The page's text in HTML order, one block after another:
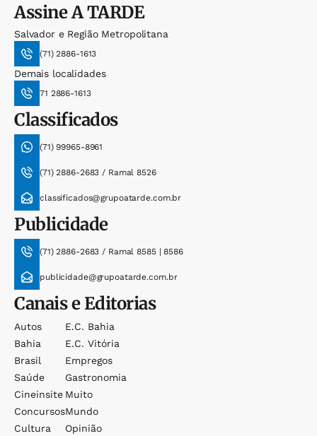
AssineA TARDE
Salvador e Região Metropolitana
(71) 2886-1613
Demais localidades
71 2886-1613
Classificados
(71) 99965-8961
(71) 2886-2683 / Ramal 8526
classificados@grupoatarde.com.br
Publicidade
(71) 2886-2683 / Ramal 8585 | 8586
publicidade@grupoatarde.com.br
Canais e Editorias
Autos
Bahia
Brasil
Saúde
Cineinsite
Concursos
Cultura
E.c. Bahia
E.c. Vitória
Empregos
Gastronomia
Muito
Mundo
Opinião